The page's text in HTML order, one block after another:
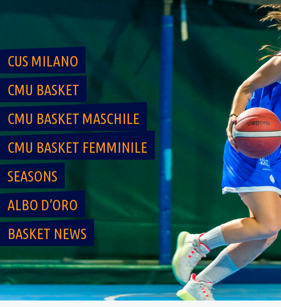
CUS MILANO
CMU BASKET
CMU BASKET MASCHILE
CMU BASKET FEMMINILE
SEASONS
ALBO D’ORO
BASKET NEWS